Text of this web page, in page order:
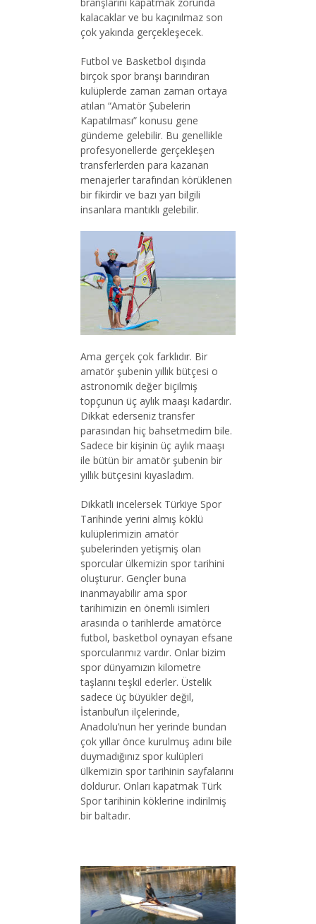
kalacaklar ve bu kaçınılmaz son
çok yakında gerçekleşecek.
Futbol ve Basketbol dışında
birçok spor branşı barındıran
kulüplerde zaman zaman ortaya
atılan “Amatör Şubelerin
Kapatılması” konusu gene
gündeme gelebilir. Bu genellikle
profesyonellerde gerçekleşen
transferlerden para kazanan
menajerler tarafından körüklenen
bir fikirdir ve bazı yarı bilgili
insanlara mantıklı gelebilir.
Ama gerçek çok farklıdır. Bir
amatör şubenin yıllık bütçesi o
astronomik değer biçilmiş
topçunun üç aylık maaşı kadardır.
Dikkat ederseniz transfer
parasından hiç bahsetmedim bile.
Sadece bir kişinin üç aylık maaşı
ile bütün bir amatör şubenin bir
yıllık bütçesini kıyasladım.
Dikkatli incelersek Türkiye Spor
Tarihinde yerini almış köklü
kulüplerimizin amatör
şubelerinden yetişmiş olan
sporcular ülkemizin spor tarihini
oluşturur. Gençler buna
inanmayabilir ama spor
tarihimizin en önemli isimleri
arasında o tarihlerde amatörce
futbol, basketbol oynayan efsane
sporcularımız vardır. Onlar bizim
spor dünyamızın kilometre
taşlarını teşkil ederler. Üstelik
sadece üç büyükler değil,
İstanbul’un ilçelerinde,
Anadolu’nun her yerinde bundan
çok yıllar önce kurulmuş adını bile
duymadığınız spor kulüpleri
ülkemizin spor tarihinin sayfalarını
doldurur. Onları kapatmak Türk
Spor tarihinin köklerine indirilmiş
bir baltadır.